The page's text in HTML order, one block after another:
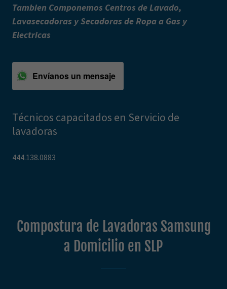
Tambien Componemos Centros de Lavado,
Lavasecadoras y Secadoras de Ropa a Gas y
Electricas
Envíanos un mensaje
Técnicos capacitados en Servicio de
lavadoras
444.138.0883
Compostura de Lavadoras Samsung
a Domicilio en SLP